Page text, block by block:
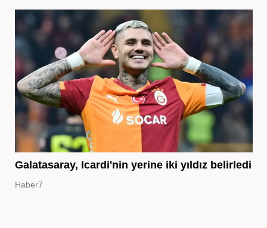
Galatasaray, Icardi'nin yerine iki yıldız belirledi
Haber7